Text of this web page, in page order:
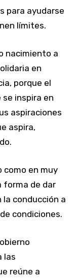
para ayudarse
límites.
nacimiento a
en
porque el
inspira en
aspiraciones
aspira,
como en muy
forma de dar
la conducción a
condiciones.
las
reúne a